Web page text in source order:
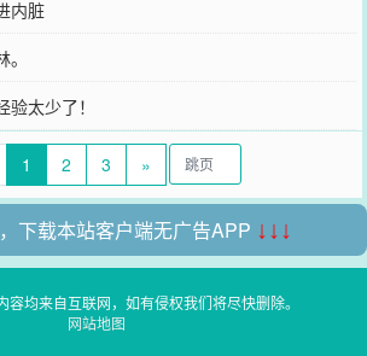
内脏
太少了！
1 2 3 »
下载本站客户端无广告APP ↓↓↓
容均来自互联网，如有侵权我们将尽快删除。
网站地图